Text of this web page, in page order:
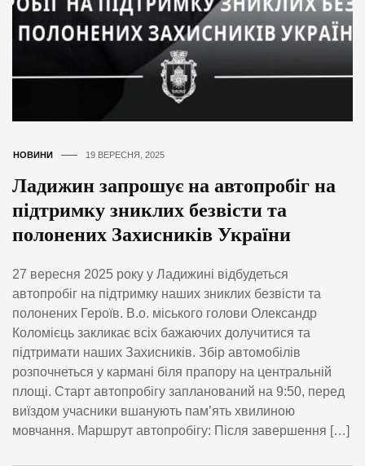
НОВИНИ 19 ВЕРЕСНЯ, 2025
Ладижин запрошує на автопробіг на
підтримку зниклих безвісти та
полонених Захисників України
27 вересня 2025 року у Ладижині відбудеться
автопробіг на підтримку наших зниклих безвісти та
полонених Героїв. В.о. міського голови Олександр
Коломієць закликає всіх бажаючих долучитися та
підтримати наших Захисників. Збір автомобілів
розпочнеться у кармані біля прапору на центральній
площі. Старт автопробігу запланований на 9:50, перед
виїздом учасники вшанують пам’ять хвилиною
мовчання. Маршрут автопробігу: Після завершення […]